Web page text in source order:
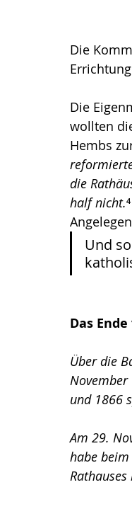
Die
Die
wollten
Hembs
die
half nicht.
Und
Das
Über die
November
und 1866
Am 29.
habe